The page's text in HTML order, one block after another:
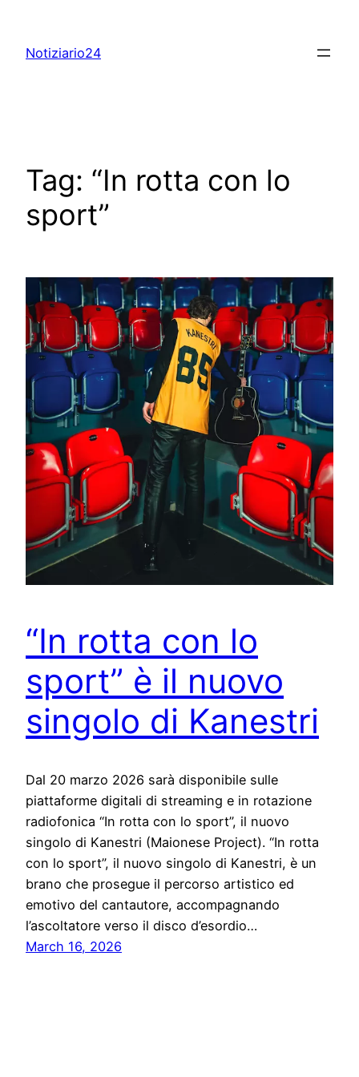
content
Notiziario24
Tag: “In rotta con lo
sport”
“In rotta con lo
sport” è il nuovo
singolo di Kanestri
Dal 20 marzo 2026 sarà disponibile sulle
piattaforme digitali di streaming e in rotazione
radiofonica “In rotta con lo sport”, il nuovo
singolo di Kanestri (Maionese Project). “In rotta
con lo sport”, il nuovo singolo di Kanestri, è un
brano che prosegue il percorso artistico ed
emotivo del cantautore, accompagnando
l’ascoltatore verso il disco d’esordio…
March 16, 2026